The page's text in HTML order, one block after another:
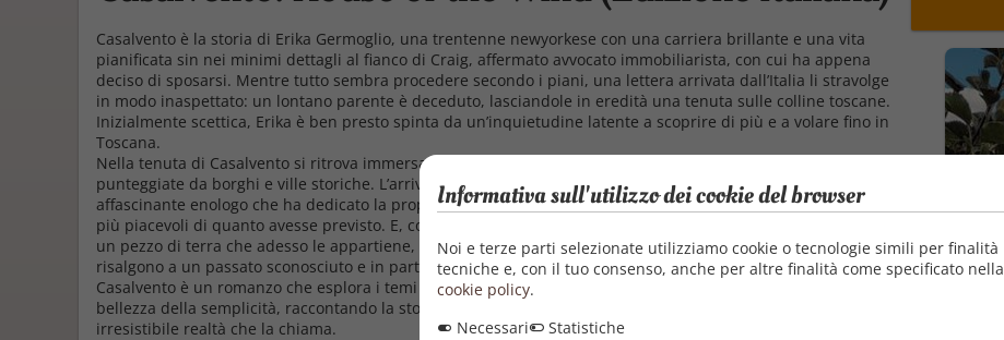
Casalvento è la storia di Erika Germoglio, una trentenne newyorkese con una carriera brillante e una vita
pianificata sin nei minimi dettagli al fianco di Craig, affermato avvocato immobiliarista, con cui ha appena
deciso di sposarsi. Mentre tutto sembra procedere secondo i piani, una lettera arrivata dall’Italia li stravolge
in modo inaspettato: un lontano parente è deceduto, lasciandole in eredità una tenuta sulle colline toscane.
Inizialmente scettica, Erika è ben presto spinta da un’inquietudine latente a scoprire di più e a volare fino in
Toscana.
Nella tenuta di Casalvento si ritrova immersa in un paesaggio da sogno: filari di viti, ulivi argentati, colline
punteggiate da borghi e ville storiche. L’arrivo nella sua proprietà e l’incontro con Paolo, il misterioso e
affascinante enologo che ha dedicato la propria vita ai vigneti che circondano la casa padronale, si rivelano
più piacevoli di quanto avesse previsto. E, con il passare dei giorni, Erika scopre che Casalvento non è solo
un pezzo di terra che adesso le appartiene, ma un mondo intriso di storia e di legami familiari profondi che
risalgono a un passato sconosciuto e in parte doloroso.
Casalvento è un romanzo che esplora i temi della riscoperta di sé, del potere delle proprie radici e della
bellezza della semplicità, raccontando la storia di una donna in bilico tra il mondo che conosce e una nuova,
irresistibile realtà che la chiama.
Informativa sull'utilizzo dei cookie del browser
Noi e terze parti selezionate utilizziamo cookie o tecnologie simili per finalità
tecniche e, con il tuo consenso, anche per altre finalità come specificato nella
cookie policy.
Necessari
Statistiche